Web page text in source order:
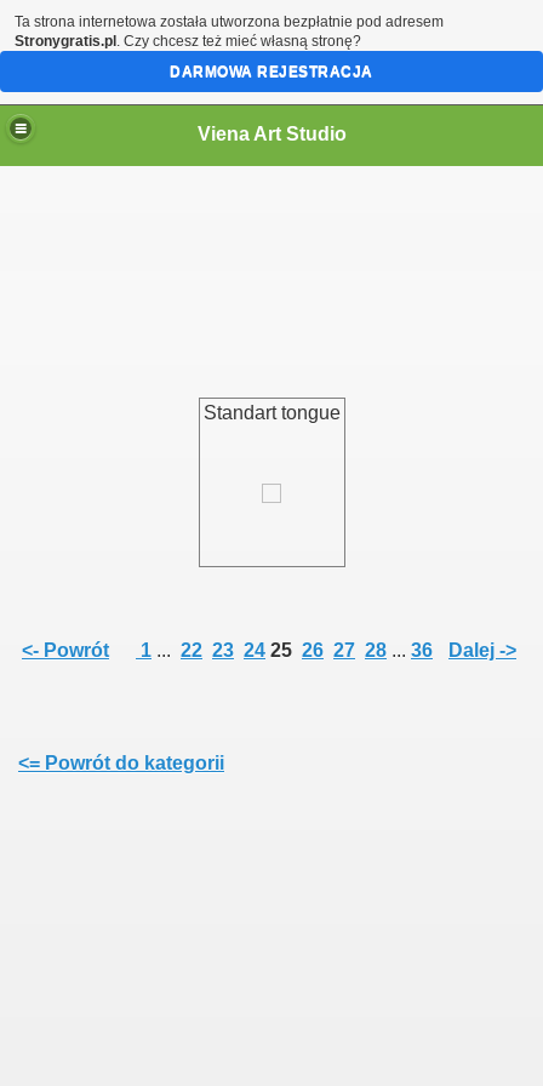
Viena Art Studio
Standart tongue
<- Powrót 1 ... 22 23 24 25 26 27 28 ... 36 Dalej ->
<= Powrót do kategorii
Ta strona internetowa została utworzona bezpłatnie pod adresem
Stronygratis.pl . Czy chcesz też mieć własną stronę?
DARMOWA REJESTRACJA